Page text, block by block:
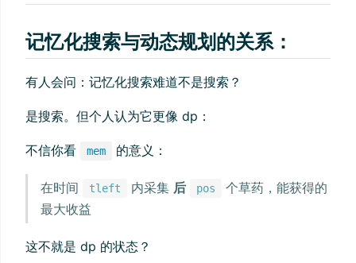
记忆化搜索与动态规划的关系：
有人会问：记忆化搜索难道不是搜索？
是搜索。但个人认为它更像 dp：
不信你看 mem 的意义：
在时间 tleft 内采集 后 pos
个草药，能获得的
最大收益
这不就是 dp 的状态？